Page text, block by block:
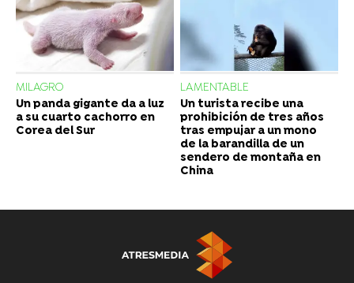
MILAGRO
Un panda gigante da a luz
a su cuarto cachorro en
Corea del Sur
LAMENTABLE
Un turista recibe una
prohibición de tres años
tras empujar a un mono
de la barandilla de un
sendero de montaña en
China